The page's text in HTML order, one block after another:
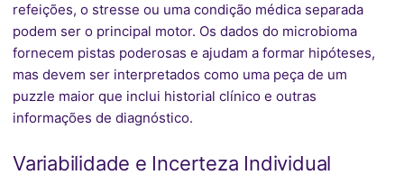
refeições, o stresse ou uma condição médica separada
podem ser o principal motor. Os dados do microbioma
fornecem pistas poderosas e ajudam a formar hipóteses,
mas devem ser interpretados como uma peça de um
puzzle maior que inclui historial clínico e outras
informações de diagnóstico.
Variabilidade e Incerteza Individual